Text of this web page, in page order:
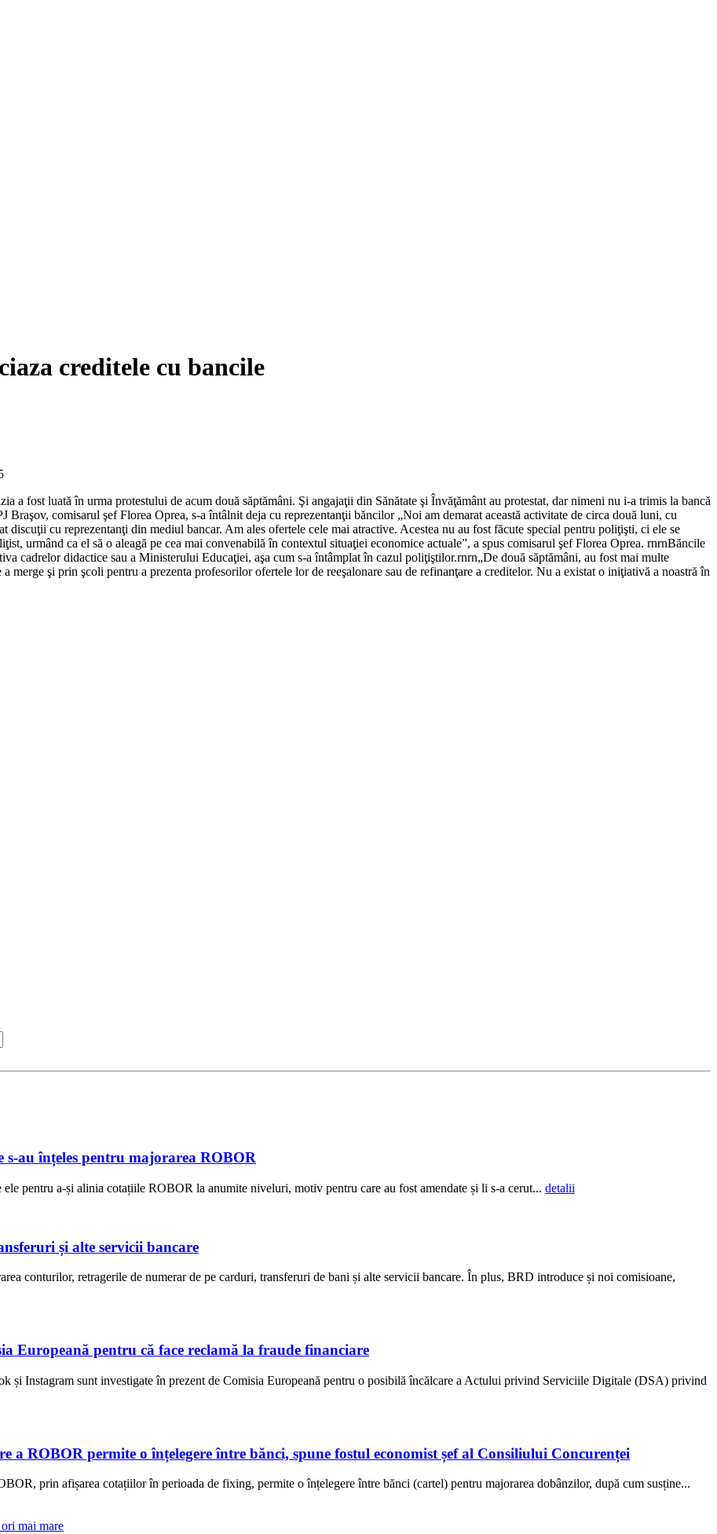
creditele cu bancile
a fost luată în urma protestului de acum două săptămâni. Şi angajaţii din Sănătate şi Învăţământ au protestat, dar nimeni nu i-a trimis la bancă
Braşov, comisarul şef Florea Oprea, s-a întâlnit deja cu reprezentanţii băncilor „Noi am demarat această activitate de circa două luni, cu
cu reprezentanţi din mediul bancar. Am ales ofertele cele mai atractive. Acestea nu au fost făcute special pentru poliţişti, ci ele se
urmând ca el să o aleagă pe cea mai convenabilă în contextul situaţiei economice actuale”, a spus comisarul şef Florea Oprea. rnrnBăncile
cadrelor didactice sau a Ministerului Educaţiei, aşa cum s-a întâmplat în cazul poliţiştilor.rnrn„De două săptămâni, au fost mai multe
merge şi prin şcoli pentru a prezenta profesorilor ofertele lor de reeşalonare sau de refinanţare a creditelor. Nu a existat o iniţiativă a noastră în
s-au înțeles pentru majorarea ROBOR
pentru a-și alinia cotațiile ROBOR la anumite niveluri, motiv pentru care au fost amendate și li s-a cerut... detalii
și alte servicii bancare
conturilor, retragerile de numerar de pe carduri, transferuri de bani și alte servicii bancare. În plus, BRD introduce și noi comisioane,
Europeană pentru că face reclamă la fraude financiare
și Instagram sunt investigate în prezent de Comisia Europeană pentru o posibilă încălcare a Actului privind Serviciile Digitale (DSA) privind
a ROBOR permite o înțelegere între bănci, spune fostul economist șef al Consiliului Concurenței
prin afișarea cotațiilor în perioada de fixing, permite o înțelegere între bănci (cartel) pentru majorarea dobânzilor, după cum susține...
mai mare